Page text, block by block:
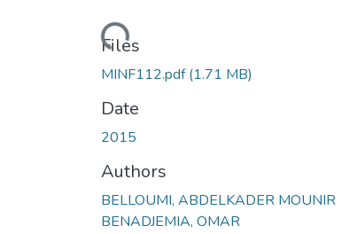
Loading...
Files
MINF112.pdf(1.71 MB)
Date
2015
Authors
BELLOUMI, ABDELKADER MOUNIR
BENADJEMIA, OMAR